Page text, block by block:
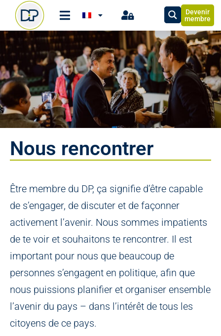
Devenir
membre
Nous rencontrer
Être membre du DP, ça signifie d’être capable
de s’engager, de discuter et de façonner
activement l’avenir. Nous sommes impatients
de te voir et souhaitons te rencontrer. Il est
important pour nous que beaucoup de
personnes s’engagent en politique, afin que
nous puissions planifier et organiser ensemble
l’avenir du pays – dans l’intérêt de tous les
citoyens de ce pays.